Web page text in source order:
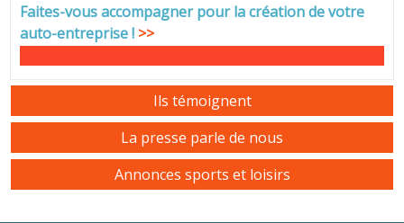
Faites-vous accompagner pour la création de votre
auto-entreprise! >>
Ils témoignent
La presse parle de nous
Annonces sports et loisirs